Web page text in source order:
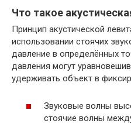
Что такое
Принцип акустической
использовании стоячих
давление в определённых
давления могут
удерживать объект в
Звуковые волны
стоячие волны